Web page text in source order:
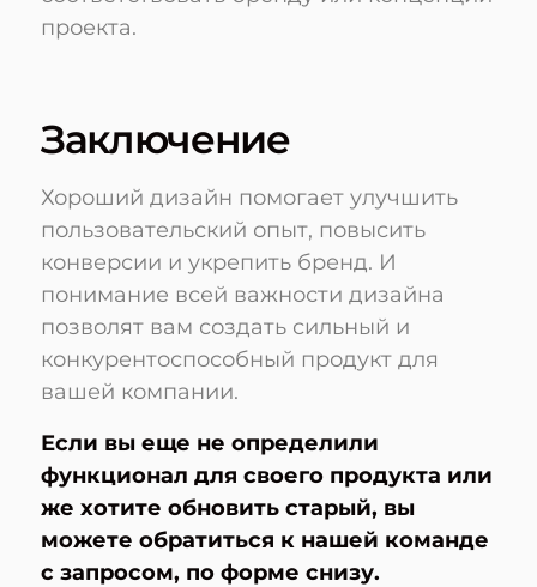
проекта.
Заключение
Хороший дизайн помогает улучшить
пользовательский опыт, повысить
конверсии и укрепить бренд. И
понимание всей важности дизайна
позволят вам создать сильный и
конкурентоспособный продукт для
вашей компании.
Если вы еще не определили
функционал для своего продукта или
же хотите обновить старый, вы
можете обратиться к нашей команде
с запросом, по форме снизу.